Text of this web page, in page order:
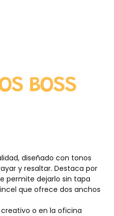
BOSS
diseñado con tonos
y resaltar. Destaca por
permite dejarlo sin tapa
que ofrece dos anchos
o en la oficina